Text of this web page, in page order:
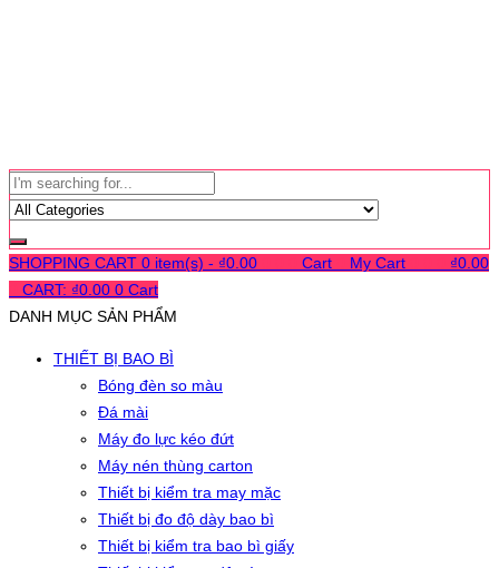
SHOPPING CART 0 item(s) - ₫0.00 Cart My Cart ₫0.00
CART: ₫0.00 0 Cart
DANH MỤC SẢN PHẨM
THIẾT BỊ BAO BÌ
Bóng đèn so màu
Đá mài
Máy đo lực kéo đứt
Máy nén thùng carton
Thiết bị kiểm tra may mặc
Thiết bị đo độ dày bao bì
Thiết bị kiểm tra bao bì giấy